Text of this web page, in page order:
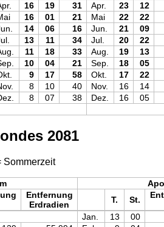
16 19 31 Apr. 23
12
16 01 21 Mai 22
22
14 06 16 Jun. 21
09
13 11 34 Jul. 20
22
11 18 33 Aug. 19
13
10 04 21 Sep. 18
05
9 17 58 Okt. 17
22
8 10 40 Nov. 16
14
8 07 38 Dez. 16
05
2081
Sommerzeit
Entfernung
Erdradien
T. St.
Jan. 13
00